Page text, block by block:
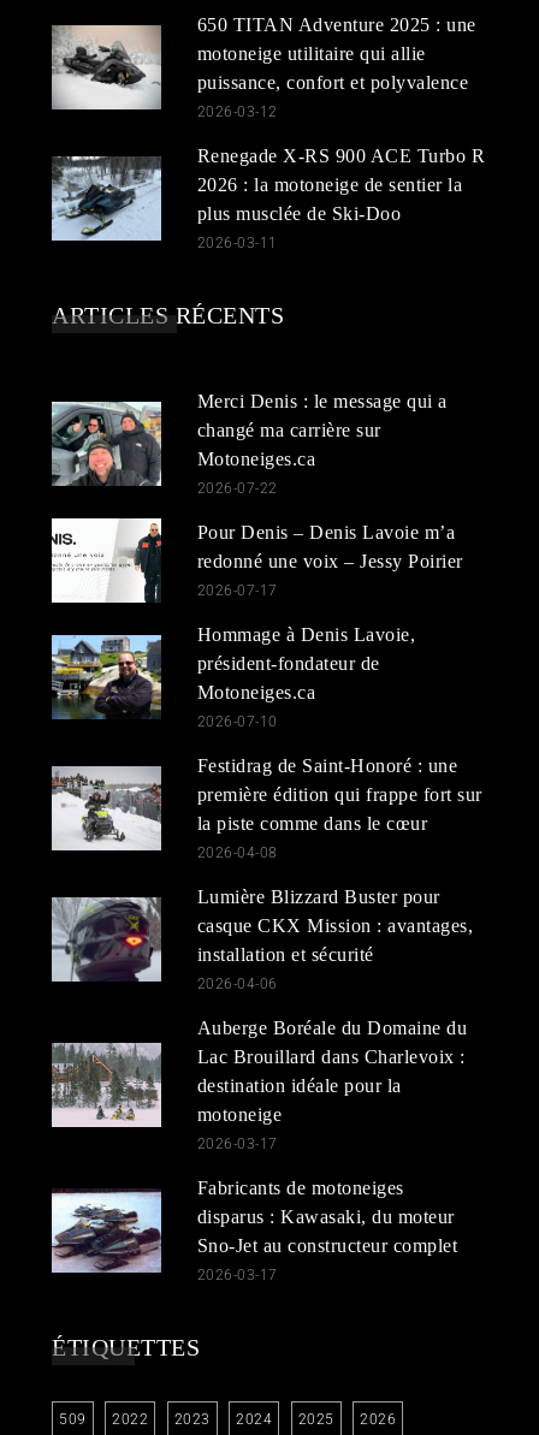
650 TITAN Adventure 2025 : une
motoneige utilitaire qui allie
puissance, confort et polyvalence
2026-03-12
Renegade X-RS 900 ACE Turbo R
2026 : la motoneige de sentier la
plus musclée de Ski-Doo
2026-03-11
ARTICLES RÉCENTS
Merci Denis : le message qui a
changé ma carrière sur
Motoneiges.ca
2026-07-22
Pour Denis – Denis Lavoie m’a
redonné une voix – Jessy Poirier
2026-07-17
Hommage à Denis Lavoie,
président-fondateur de
Motoneiges.ca
2026-07-10
Festidrag de Saint-Honoré : une
première édition qui frappe fort sur
la piste comme dans le cœur
2026-04-08
Lumière Blizzard Buster pour
casque CKX Mission : avantages,
installation et sécurité
2026-04-06
Auberge Boréale du Domaine du
Lac Brouillard dans Charlevoix :
destination idéale pour la
motoneige
2026-03-17
Fabricants de motoneiges
disparus : Kawasaki, du moteur
Sno-Jet au constructeur complet
2026-03-17
ÉTIQUETTES
509 2022 2023 2024 2025 2026